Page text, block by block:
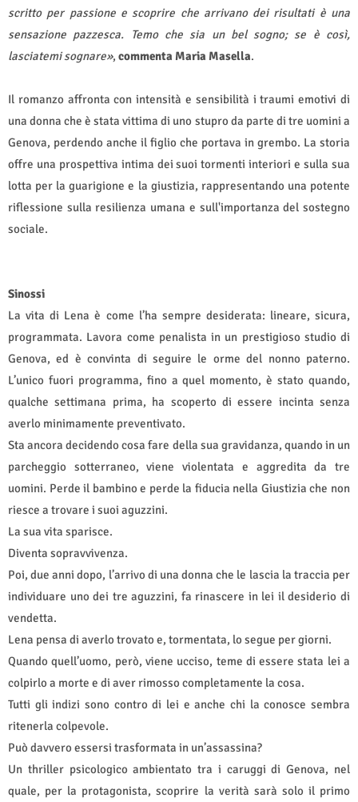
scritto per passione e scoprire che arrivano dei risultati è una
sensazione pazzesca. Temo che sia un bel sogno; se è così,
lasciatemi sognare», commenta Maria Masella.
Il romanzo affronta con intensità e sensibilità i traumi emotivi di
una donna che è stata vittima di uno stupro da parte di tre uomini a
Genova, perdendo anche il figlio che portava in grembo. La storia
offre una prospettiva intima dei suoi tormenti interiori e sulla sua
lotta per la guarigione e la giustizia, rappresentando una potente
riflessione sulla resilienza umana e sull'importanza del sostegno
sociale.
Sinossi
La vita di Lena è come l’ha sempre desiderata: lineare, sicura,
programmata. Lavora come penalista in un prestigioso studio di
Genova, ed è convinta di seguire le orme del nonno paterno.
L’unico fuori programma, fino a quel momento, è stato quando,
qualche settimana prima, ha scoperto di essere incinta senza
averlo minimamente preventivato.
Sta ancora decidendo cosa fare della sua gravidanza, quando in un
parcheggio sotterraneo, viene violentata e aggredita da tre
uomini. Perde il bambino e perde la fiducia nella Giustizia che non
riesce a trovare i suoi aguzzini.
La sua vita sparisce.
Diventa sopravvivenza.
Poi, due anni dopo, l’arrivo di una donna che le lascia la traccia per
individuare uno dei tre aguzzini, fa rinascere in lei il desiderio di
vendetta.
Lena pensa di averlo trovato e, tormentata, lo segue per giorni.
Quando quell’uomo, però, viene ucciso, teme di essere stata lei a
colpirlo a morte e di aver rimosso completamente la cosa.
Tutti gli indizi sono contro di lei e anche chi la conosce sembra
ritenerla colpevole.
Può davvero essersi trasformata in un’assassina?
Un thriller psicologico ambientato tra i caruggi di Genova, nel
quale, per la protagonista, scoprire la verità sarà solo il primo